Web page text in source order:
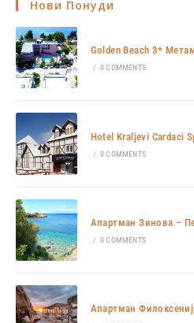
Нови Понуди
Golden Beach 3*
/ 0 COMMENTS
Hotel Kraljevi Cardaci
/ 0 COMMENTS
Апартман Зинова –
/ 0 COMMENTS
Апартман